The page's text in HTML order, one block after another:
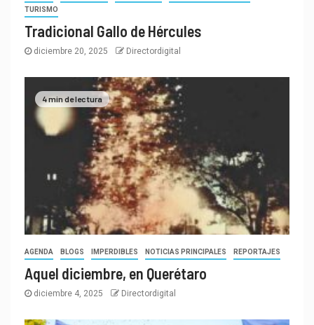
TURISMO
Tradicional Gallo de Hércules
diciembre 20, 2025 Directordigital
4 min de lectura
AGENDA BLOGS IMPERDIBLES NOTICIAS PRINCIPALES REPORTAJES
Aquel diciembre, en Querétaro
diciembre 4, 2025 Directordigital